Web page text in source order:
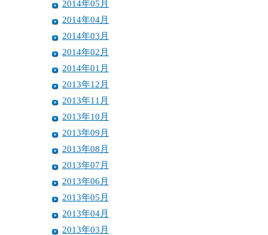
2014年05月
2014年04月
2014年03月
2014年02月
2014年01月
2013年12月
2013年11月
2013年10月
2013年09月
2013年08月
2013年07月
2013年06月
2013年05月
2013年04月
2013年03月